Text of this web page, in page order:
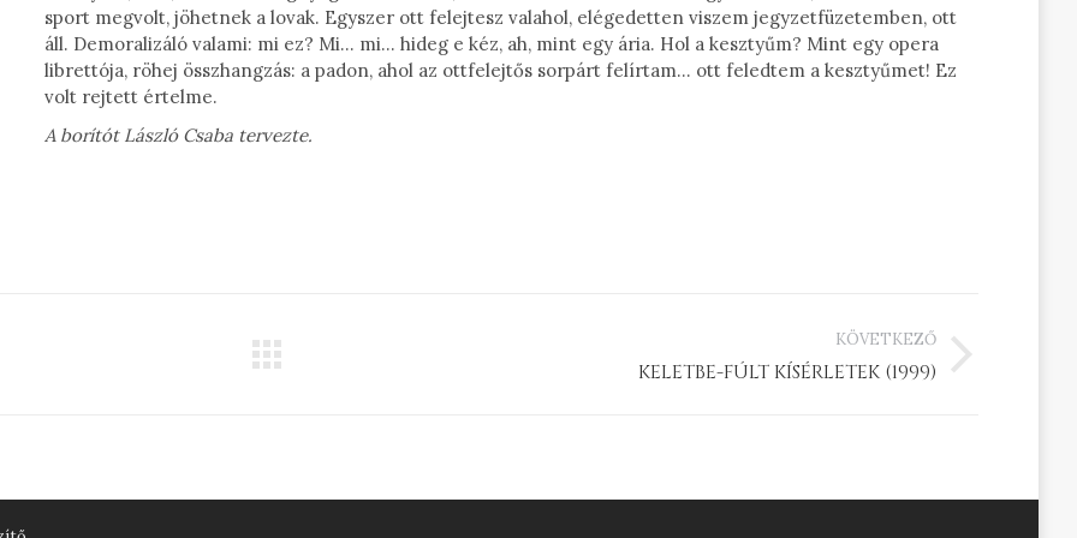
sport megvolt, jöhetnek a lovak. Egyszer ott felejtesz valahol, elégedetten viszem jegyzetfüzetemben, ott
áll. Demoralizáló valami: mi ez? Mi… mi… hideg e kéz, ah, mint egy ária. Hol a kesztyűm? Mint egy opera
librettója, röhej összhangzás: a padon, ahol az ottfelejtős sorpárt felírtam… ott feledtem a kesztyűmet! Ez
volt rejtett értelme.
A borítót László Csaba tervezte.
KÖVETKEZŐ
KELETBE-FÚLT KÍSÉRLETEK (1999)